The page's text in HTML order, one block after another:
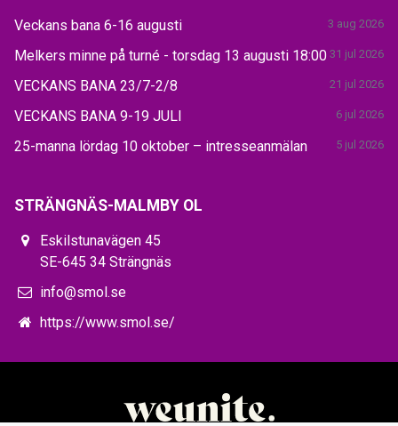
Veckans bana 6-16 augusti 3 aug 2026
Melkers minne på turné - torsdag 13 augusti 18:00 31 jul 2026
VECKANS BANA 23/7-2/8 21 jul 2026
VECKANS BANA 9-19 JULI 6 jul 2026
25-manna lördag 10 oktober – intresseanmälan 5 jul 2026
STRÄNGNÄS-MALMBY OL
Eskilstunavägen 45
SE-645 34 Strängnäs
info@smol.se
https://www.smol.se/